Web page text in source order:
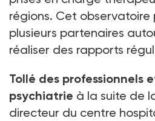
régions. Cet observatoire
plusieurs partenaires
réaliser des rapports
Tollé des professionnels
psychiatrie à la suite de
directeur du centre